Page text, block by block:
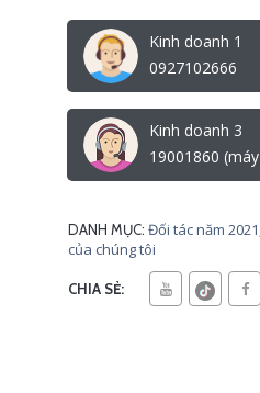
Kinh doanh 1
0927102666
Kinh doanh 3
19001860
DANH MỤC: Đối tác năm 2021
của chúng tôi
CHIA SẺ: